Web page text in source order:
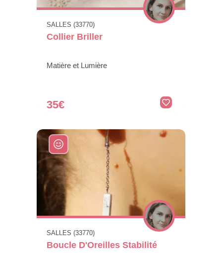
SALLES (33770)
Collier Briller
Matière et Lumière
35€
SALLES (33770)
Boucle D'Oreilles Stabilité